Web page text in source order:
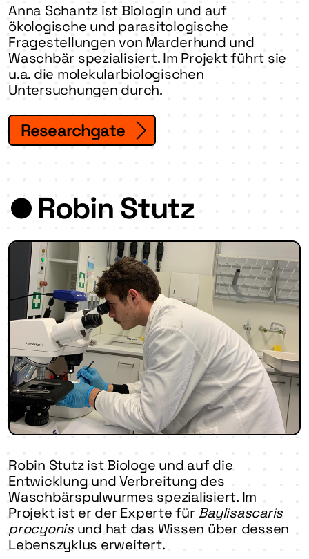
Anna Schantz ist Biologin und auf
ökologische und parasitologische
Fragestellungen von Marderhund und
Waschbär spezialisiert. Im Projekt führt sie
u.a. die molekularbiologischen
Untersuchungen durch.
Researchgate
Robin Stutz
Robin Stutz ist Biologe und auf die
Entwicklung und Verbreitung des
Waschbärspulwurmes spezialisiert. Im
Projekt ist er der Experte für Baylisascaris
procyonisund hat das Wissen über dessen
Lebenszyklus erweitert.